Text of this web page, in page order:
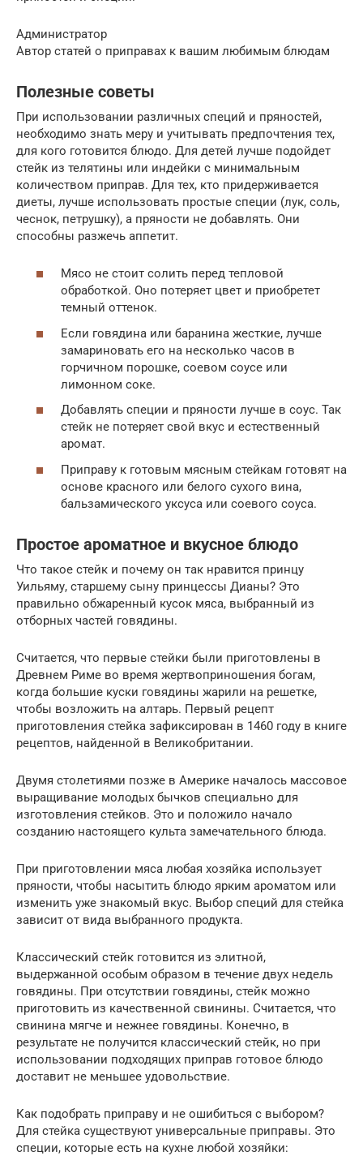
Администратор
Автор статей о приправах к вашим любимым блюдам
Полезные советы
При использовании различных специй и пряностей,
необходимо знать меру и учитывать предпочтения тех,
для кого готовится блюдо. Для детей лучше подойдет
стейк из телятины или индейки с минимальным
количеством приправ. Для тех, кто придерживается
диеты, лучше использовать простые специи (лук, соль,
чеснок, петрушку), а пряности не добавлять. Они
способны разжечь аппетит.
Мясо не стоит солить перед тепловой
обработкой. Оно потеряет цвет и приобретет
темный оттенок.
Если говядина или баранина жесткие, лучше
замариновать его на несколько часов в
горчичном порошке, соевом соусе или
лимонном соке.
Добавлять специи и пряности лучше в соус. Так
стейк не потеряет свой вкус и естественный
аромат.
Приправу к готовым мясным стейкам готовят на
основе красного или белого сухого вина,
бальзамического уксуса или соевого соуса.
Простое ароматное и вкусное блюдо
Что такое стейк и почему он так нравится принцу
Уильяму, старшему сыну принцессы Дианы? Это
правильно обжаренный кусок мяса, выбранный из
отборных частей говядины.
Считается, что первые стейки были приготовлены в
Древнем Риме во время жертвоприношения богам,
когда большие куски говядины жарили на решетке,
чтобы возложить на алтарь. Первый рецепт
приготовления стейка зафиксирован в 1460 году в книге
рецептов, найденной в Великобритании.
Двумя столетиями позже в Америке началось массовое
выращивание молодых бычков специально для
изготовления стейков. Это и положило начало
созданию настоящего культа замечательного блюда.
При приготовлении мяса любая хозяйка использует
пряности, чтобы насытить блюдо ярким ароматом или
изменить уже знакомый вкус. Выбор специй для стейка
зависит от вида выбранного продукта.
Классический стейк готовится из элитной,
выдержанной особым образом в течение двух недель
говядины. При отсутствии говядины, стейк можно
приготовить из качественной свинины. Считается, что
свинина мягче и нежнее говядины. Конечно, в
результате не получится классический стейк, но при
использовании подходящих приправ готовое блюдо
доставит не меньшее удовольствие.
Как подобрать приправу и не ошибиться с выбором?
Для стейка существуют универсальные приправы. Это
специи, которые есть на кухне любой хозяйки: